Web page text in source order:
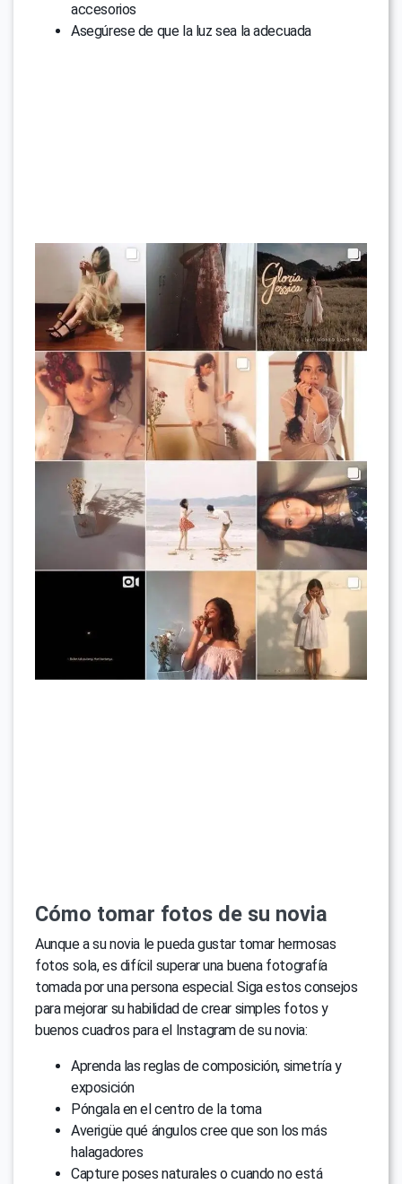
accesorios
Asegúrese de que la luz sea la adecuada
Cómo tomar fotos de su novia
Aunque a su novia le pueda gustar tomar hermosas
fotos sola, es difícil superar una buena fotografía
tomada por una persona especial. Siga estos consejos
para mejorar su habilidad de crear simples fotos y
buenos cuadros para el Instagram de su novia:
Aprenda las reglas de composición, simetría y
exposición
Póngala en el centro de la toma
Averigüe qué ángulos cree que son los más
halagadores
Capture poses naturales o cuando no está